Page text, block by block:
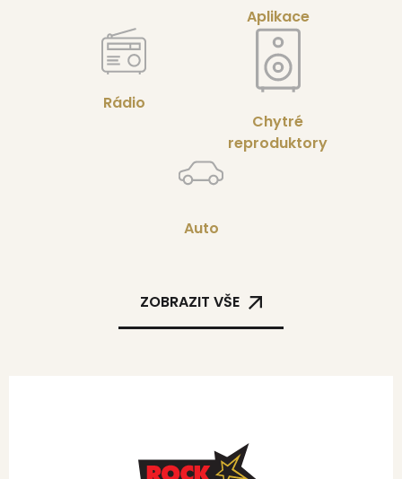
Aplikace
Rádio
Chytré
reproduktory
Auto
ZOBRAZIT VŠE